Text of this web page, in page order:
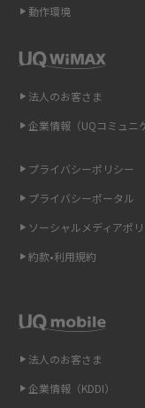
ポケット型Wi-Fi（モバイ
即日受け取りできるポケ
ONU（光回線終端装置）
ギガバイト（GB）とは
Wi-Fi 6とは？Wi-Fi 5との
Wi-Fiを自宅に設置する方
光ファイバーとは？仕組
やすく解説
動作環境
法人のお客さま
企業情報（KDDI）
法人のお客さま
企業情報（UQコミュニ
プライバシーポリシー
プライバシーポータル
ソーシャルメディアポ
約款•利用規約